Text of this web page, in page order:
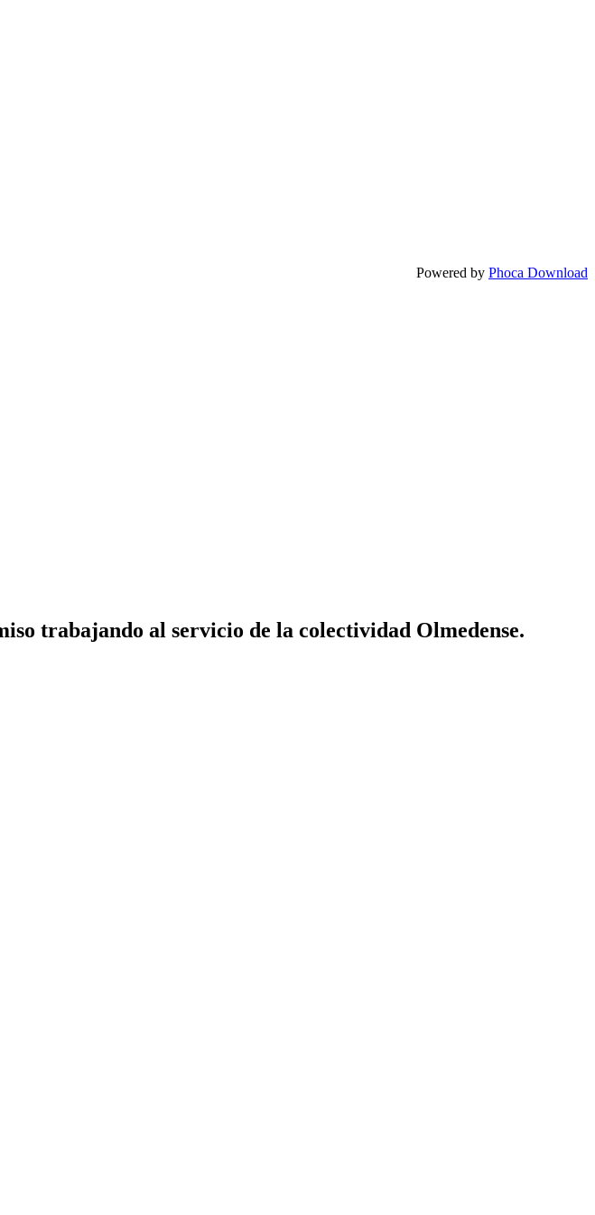
Powered by Phoca Download
trabajando al servicio de la colectividad Olmedense.